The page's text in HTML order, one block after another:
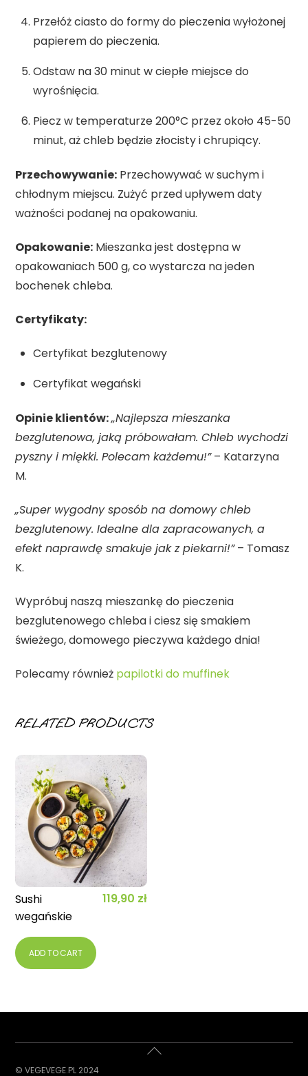
Przełóż ciasto do formy do pieczenia wyłożonej
papierem do pieczenia.
Odstaw na 30 minut w ciepłe miejsce do
wyrośnięcia.
Piecz w temperaturze 200°C przez około 45-50
minut, aż chleb będzie złocisty i chrupiący.
Przechowywanie: Przechowywać w suchym i
chłodnym miejscu. Zużyć przed upływem daty
ważności podanej na opakowaniu.
Opakowanie: Mieszanka jest dostępna w
opakowaniach 500 g, co wystarcza na jeden
bochenek chleba.
Certyfikaty:
Certyfikat bezglutenowy
Certyfikat wegański
Opinie klientów:„Najlepsza mieszanka
bezglutenowa, jaką próbowałam. Chleb wychodzi
pyszny i miękki. Polecam każdemu!”– Katarzyna
M.
„Super wygodny sposób na domowy chleb
bezglutenowy. Idealne dla zapracowanych, a
efekt naprawdę smakuje jak z piekarni!”– Tomasz
K.
Wypróbuj naszą mieszankę do pieczenia
bezglutenowego chleba i ciesz się smakiem
świeżego, domowego pieczywa każdego dnia!
Polecamy również papilotki do muffinek
RELATED PRODUCTS
Sushi
wegańskie
119,90 zł
ADD TO CART
Back
© VEGEVEGE.PL 2024